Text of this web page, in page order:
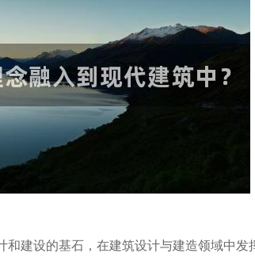
建设的基石，在建筑设计与建造领域中发